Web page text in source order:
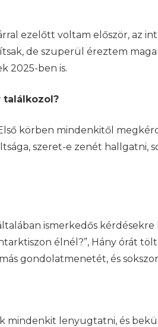
ezelőtt voltam először, az
de szuperül éreztem
2025-ben is.
találkozol?
körben mindenkitől
szeret-e zenét hallgatni,
ismerkedős
élnél?”, Hány órát
gondolatmenetét, és
mindenkit lenyugtatni, és